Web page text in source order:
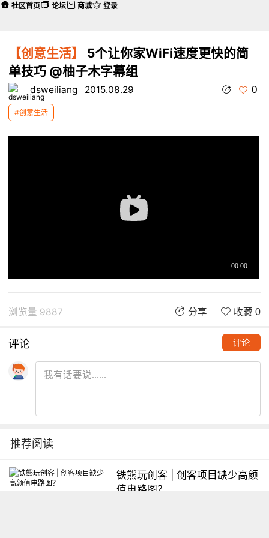
【创意生活】
5个让你家WiFi速度更快的简
单技巧 @柚子木字幕组
dsweiliang 2015.08.29 0
#创意生活
浏览量 9887 分享 收藏 0
评论 评论
推荐阅读
铁熊玩创客 | 创客项目缺少高颜
值电路图？
社区首页 论坛 商城 登录